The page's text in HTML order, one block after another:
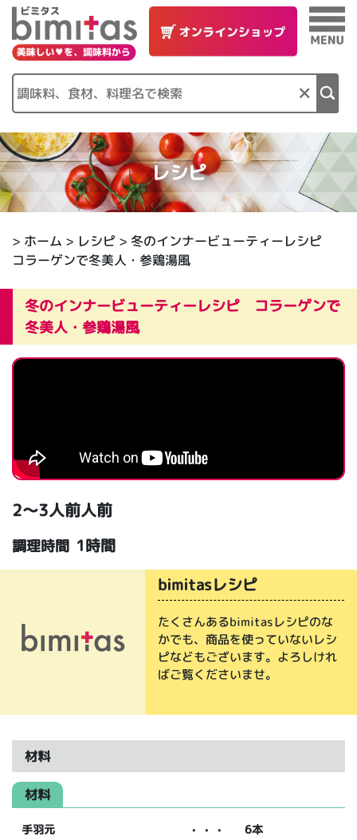
×
レシピ
> ホーム > レシピ > 冬のインナービューティーレシピ
コラーゲンで冬美人・参鶏湯風
冬のインナービューティーレシピ コラーゲンで
冬美人・参鶏湯風
2～3人前人前
調理時間 1時間
bimitasレシピ
たくさんあるbimitasレシピのな
かでも、商品を使っていないレシ
ピなどもございます。よろしけれ
ばご覧くださいませ。
材料
材料
手羽元 ・・・
6本